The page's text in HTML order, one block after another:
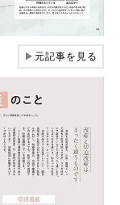
▶元記事を見る